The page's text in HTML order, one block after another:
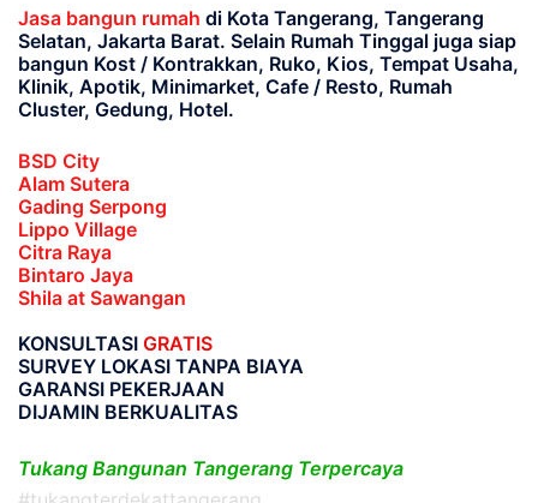
Jasa bangun rumah di Kota Tangerang, Tangerang
Selatan, Jakarta Barat. Selain Rumah Tinggal juga siap
bangun Kost / Kontrakkan, Ruko, Kios, Tempat Usaha,
Klinik, Apotik, Minimarket, Cafe / Resto, Rumah
Cluster, Gedung, Hotel.
BSD City
Alam Sutera
Gading Serpong
Lippo Village
Citra Raya
Bintaro Jaya
Shila at Sawangan
KONSULTASI GRATIS
SURVEY LOKASI TANPA BIAYA
GARANSI PEKERJAAN
DIJAMIN BERKUALITAS
Tukang Bangunan Tangerang Terpercaya